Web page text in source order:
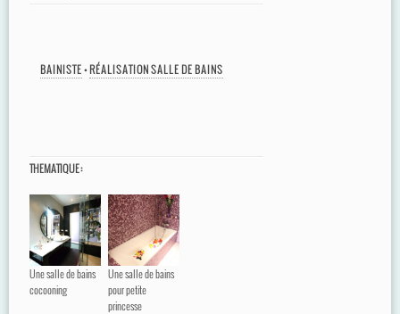
BAINISTE•RÉALISATION SALLE DE BAINS
THEMATIQUE :
Une salle de bains
cocooning
Une salle de bains
pour petite
princesse